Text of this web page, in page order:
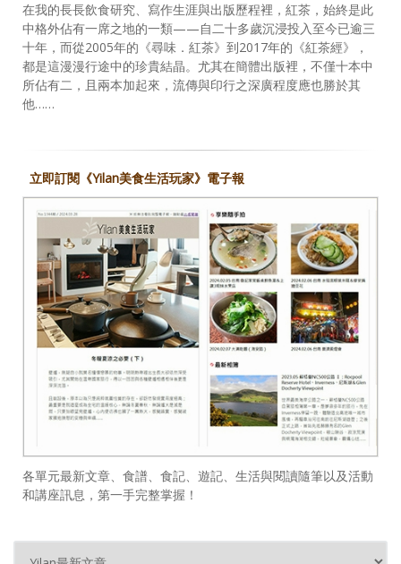
在我的長長飲食研究、寫作生涯與出版歷程裡，紅茶，始終是此
中格外佔有一席之地的一類——自二十多歲沉浸投入至今已逾三
十年，而從2005年的《尋味．紅茶》到2017年的《紅茶經》，
都是這漫漫行途中的珍貴結晶。尤其在簡體出版裡，不僅十本中
所佔有二，且兩本加起來，流傳與印行之深廣程度應也勝於其
他……
立即訂閱《Yilan美食生活玩家》電子報
各單元最新文章、食譜、食記、遊記、生活與閱讀隨筆以及活動
和講座訊息，第一手完整掌握！